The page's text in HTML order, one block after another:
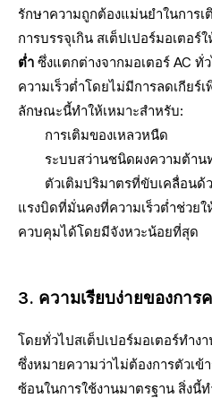
รักษาความถูกต้องแม่นยำในการ
การบรรจุเกิน สเต็ปเปอร์มอเตอร์ใ
ต่ำ ซึ่งแตกต่างจากมอเตอร์ AC
ความเร็วต่ำโดยไม่มีการลดเกียร์เ
ลักษณะนี้ทำให้เหมาะสำหรับ:
การเติมของเหลวหนืด
ระบบสว่านชนิดผงความต้าน
ตัวเติมปริมาตรที่ขับเคลื่อนด้
แรงบิดที่มั่นคงที่ความเร็วต่ำช่วย
ควบคุมได้โดยมีจังหวะน้อยที่สุด
3. ความเรียบง่ายของกา
โดยทั่วไปสเต็ปเปอร์มอเตอร์ทำง
ซึ่งหมายความว่าไม่ต้องการตัวเ
ซ้อนในการใช้งานมาตรฐาน สิ่งนี้